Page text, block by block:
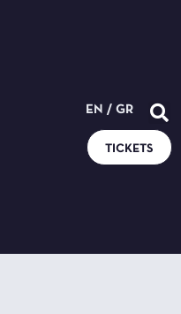
EN / GR
TICKETS